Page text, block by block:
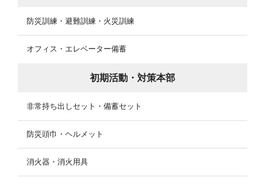
防災訓練・避難訓練・火災訓練
オフィス・エレベーター備蓄
初期活動・対策本部
非常持ち出しセット・備蓄セット
防災頭巾・ヘルメット
消火器・消火用具